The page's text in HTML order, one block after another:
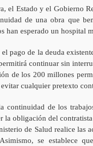
el Estado y el Gobierno
de una obra que
han esperado un hospital
pago de la deuda
continuar sin
de los 200 millones
cualquier pretexto
continuidad de los
la obligación del
de Salud realice las
se establece